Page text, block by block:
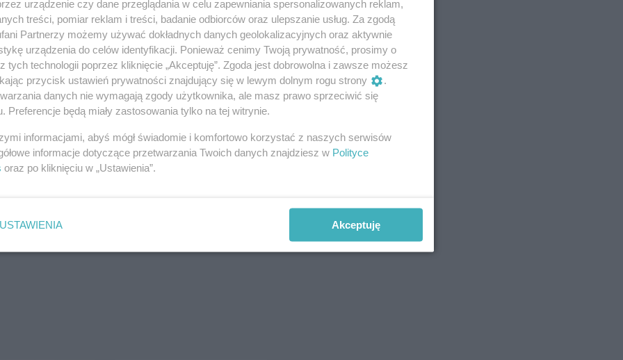
nas w Google News
urządzenie czy dane przeglądania w celu zapewniania spersonalizowanych reklam,
treści, pomiar reklam i treści, badanie odbiorców oraz ulepszanie usług. Za zgodą
Partnerzy możemy używać dokładnych danych geolokalizacyjnych oraz aktywnie
urządzenia do celów identyfikacji. Ponieważ cenimy Twoją prywatność, prosimy o
tych technologii poprzez kliknięcie „Akceptuję”. Zgoda jest dobrowolna i zawsze możesz
przycisk ustawień prywatności znajdujący się w lewym dolnym rogu strony
.
danych nie wymagają zgody użytkownika, ale masz prawo sprzeciwić się
Preferencje będą miały zastosowania tylko na tej witrynie.
informacjami, abyś mógł świadomie i komfortowo korzystać z naszych serwisów
informacje dotyczące przetwarzania Twoich danych znajdziesz w Polityce
oraz po kliknięciu w „Ustawienia”.
USTAWIENIA Akceptuję